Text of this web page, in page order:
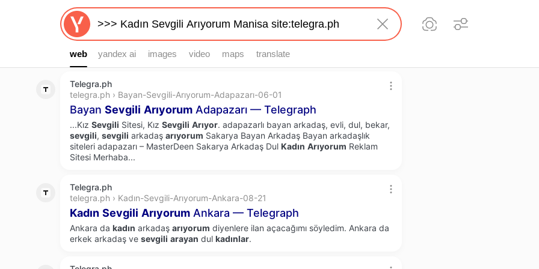
web
web yandex ai images video maps translate
Telegra.ph
telegra.ph › Bayan-Sevgili-Arıyorum-Adapazarı-06-01
Bayan Sevgili Arıyorum Adapazarı — Telegraph
...Kız Sevgili Sitesi, Kız Sevgili Arıyor. adapazarlı bayan arkadaş, evli, dul, bekar,
sevgili, sevgili arkadaş arıyorum Sakarya Bayan Arkadaş Bayan arkadaşlık
siteleri adapazarı – MasterDeen Sakarya Arkadaş Dul Kadın Arıyorum Reklam
Sitesi Merhaba...
Telegra.ph
telegra.ph › Kadın-Sevgili-Arıyorum-Ankara-08-21
Kadın Sevgili Arıyorum Ankara — Telegraph
Ankara da kadın arkadaş arıyorum diyenlere ilan açacağımı söyledim. Ankara da
erkek arkadaş ve sevgili arayan dul kadınlar.